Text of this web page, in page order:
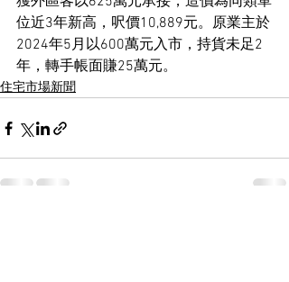
位近3年新高，呎價10,889元。原業主於
2024年5月以600萬元入市，持貨未足2
年，轉手帳面賺25萬元。
住宅市場新聞